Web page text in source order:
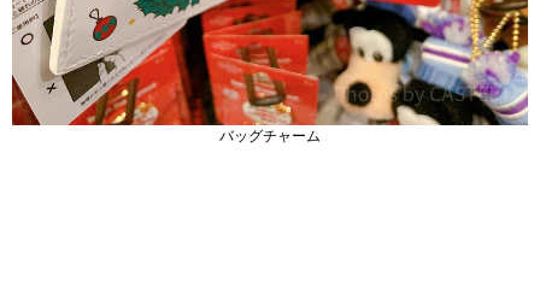
バッグチャーム